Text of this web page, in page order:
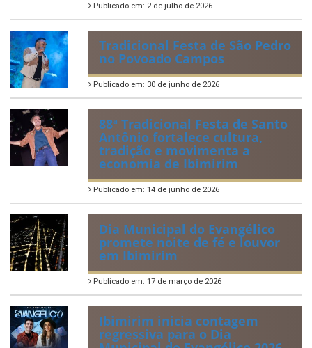
Publicado em: 2 de julho de 2026
Tradicional Festa de São Pedro
no Povoado Campos
Publicado em: 30 de junho de 2026
88ª Tradicional Festa de Santo
Antônio fortalece cultura,
tradição e movimenta a
economia de Ibimirim
Publicado em: 14 de junho de 2026
Dia Municipal do Evangélico
promete noite de fé e louvor
em Ibimirim
Publicado em: 17 de março de 2026
Ibimirim inicia contagem
regressiva para o Dia